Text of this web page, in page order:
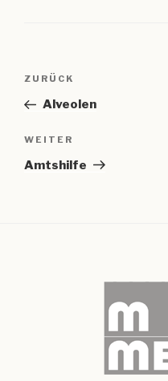
Beitragsnavigation
Vorheriger
Beitrag
ZURÜCK
Alveolen
Nächster
Beitrag
WEITER
Amtshilfe